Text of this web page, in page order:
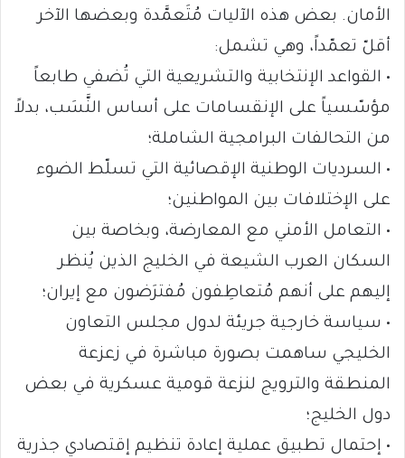
الأمان. بعض هذه الآليات مُتَعمَّدة وبعضها الآخر
أقلّ تعمّداً، وهي تشمل:
• القواعد الإنتخابية والتشريعية التي تُضفي طابعاً
مؤسّسياً على الإنقسامات على أساس النَّسَب، بدلاً
من التحالفات البرامجية الشاملة؛
• السرديات الوطنية الإقصائية التي تسلّط الضوء
على الإختلافات بين المواطنين؛
• التعامل الأمني مع المعارضة، وبخاصة بين
السكان العرب الشيعة في الخليج الذين يُنظر
إليهم على أنهم مُتعاطِفون مُفترَضون مع إيران؛
• سياسة خارجية جريئة لدول مجلس التعاون
الخليجي ساهمت بصورة مباشرة في زعزعة
المنطقة والترويج لنزعة قومية عسكرية في بعض
دول الخليج؛
• إحتمال تطبيق عملية إعادة تنظيم إقتصادي جذرية